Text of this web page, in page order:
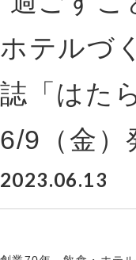
ホテルづ
誌「はた
6/9（金）
2023.06.13